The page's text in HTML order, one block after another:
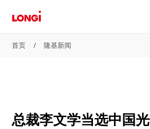
首页 / 隆基新闻
总裁李文学当选中国